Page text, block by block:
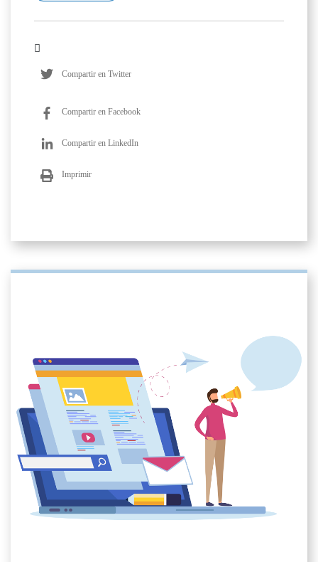
Compartir en Twitter
Compartir en Facebook
Compartir en LinkedIn
Imprimir